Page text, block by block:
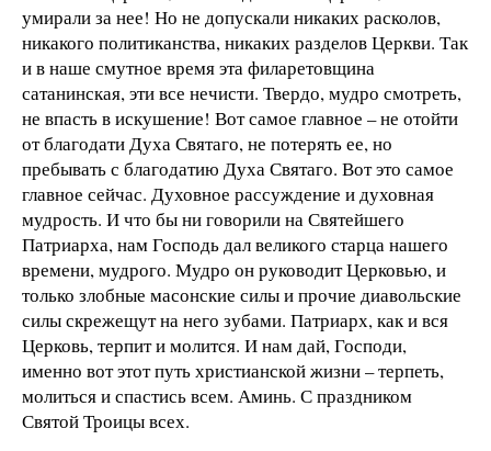
умирали за нее! Но не допускали никаких расколов,
никакого политиканства, никаких разделов Церкви. Так
и в наше смутное время эта филаретовщина
сатанинская, эти все нечисти. Твердо, мудро смотреть,
не впасть в искушение! Вот самое главное – не отойти
от благодати Духа Святаго, не потерять ее, но
пребывать с благодатию Духа Святаго. Вот это самое
главное сейчас. Духовное рассуждение и духовная
мудрость. И что бы ни говорили на Святейшего
Патриарха, нам Господь дал великого старца нашего
времени, мудрого. Мудро он руководит Церковью, и
только злобные масонские силы и прочие диавольские
силы скрежещут на него зубами. Патриарх, как и вся
Церковь, терпит и молится. И нам дай, Господи,
именно вот этот путь христианской жизни – терпеть,
молиться и спастись всем. Аминь. С праздником
Святой Троицы всех.